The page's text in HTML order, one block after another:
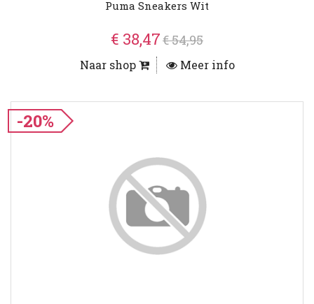
Puma Sneakers Wit
€ 38,47€ 54,95
Naar shop Meer info
-20%